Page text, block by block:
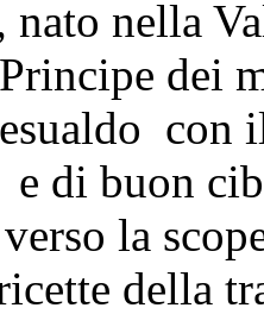
nato nella
dei
di buon
la
della